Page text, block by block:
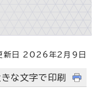
日 2026年2月9日
な文字で印刷